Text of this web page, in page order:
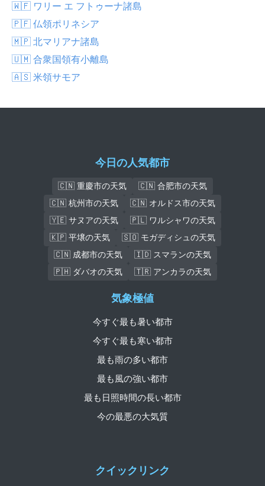
🇼🇫 ワリー エ フトゥーナ諸島
🇵🇫 仏領ポリネシア
🇲🇵 北マリアナ諸島
🇺🇲 合衆国領有小離島
🇦🇸 米領サモア
今日の人気都市
🇨🇳 重慶市の天気
🇨🇳 合肥市の天気
🇨🇳 杭州市の天気
🇨🇳 オルドス市の天気
🇾🇪 サヌアの天気
🇵🇱 ワルシャワの天気
🇰🇵 平壌の天気
🇸🇴 モガディシュの天気
🇨🇳 成都市の天気
🇮🇩 スマランの天気
🇵🇭 ダバオの天気
🇹🇷 アンカラの天気
クイックリンク
気象極値
今すぐ最も暑い都市
今すぐ最も寒い都市
最も雨の多い都市
最も風の強い都市
最も日照時間の長い都市
今の最悪の大気質